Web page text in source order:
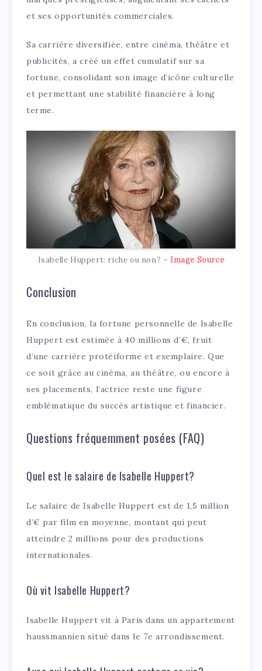
et ses opportunités commerciales.
Sa carrière diversifiée, entre cinéma, théâtre et
publicités, a créé un effet cumulatif sur sa
fortune, consolidant son image d’icône culturelle
et permettant une stabilité financière à long
terme.
Isabelle Huppert: riche ou non? – Image Source
Conclusion
En conclusion, la fortune personnelle de Isabelle
Huppert est estimée à 40 millions d’€, fruit
d’une carrière protéiforme et exemplaire. Que
ce soit grâce au cinéma, au théâtre, ou encore à
ses placements, l’actrice reste une figure
emblématique du succès artistique et financier.
Questions fréquemment posées (FAQ)
Quel est le salaire de Isabelle Huppert?
Le salaire de Isabelle Huppert est de 1,5 million
d’€ par film en moyenne, montant qui peut
atteindre 2 millions pour des productions
internationales.
Où vit Isabelle Huppert?
Isabelle Huppert vit à Paris dans un appartement
haussmannien situé dans le 7e arrondissement.